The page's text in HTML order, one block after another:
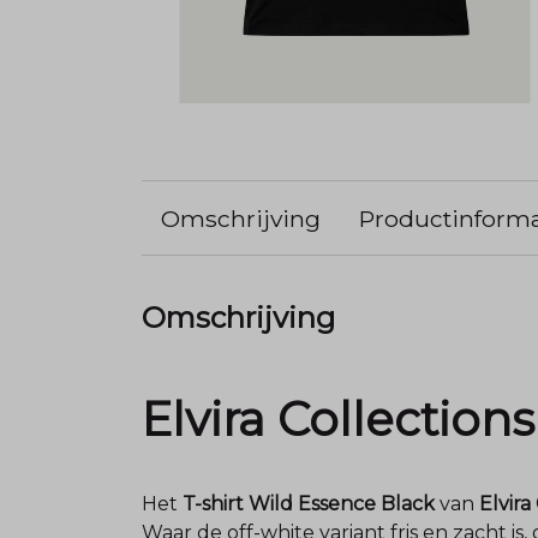
Omschrijving
Omschrijving
Elvira
Het T-shirt Wild Essence Blackvan
Waar de off-white variant fris en zacht